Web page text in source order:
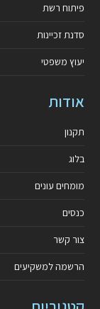
פיתוח רשת
סדנת זכיינות
יעוץ משפטי
אודות
תקנון
בלוג
מומחים עונים
כנסים
צור קשר
הרשמה למשקיעים